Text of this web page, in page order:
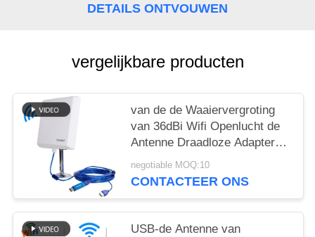
DETAILS ONTVOUWEN
vergelijkbare producten
van de de Waaiervergroting
van 36dBi Wifi Openlucht de
Antenne Draadloze Adapter
voor rv
negotiable MOQ:10
CONTACTEER ONS
USB-de Antenne van